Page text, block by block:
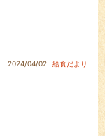
2024/04/02 給食だより